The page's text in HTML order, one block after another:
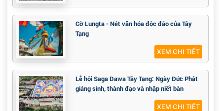
Cờ Lungta - Nét văn hóa độc đáo của Tây
Tạng
XEM CHI TIẾT
Lễ hội Saga Dawa Tây Tạng: Ngày Đức Phật
giáng sinh, thành đạo và nhập niết bàn
XEM CHI TIẾT